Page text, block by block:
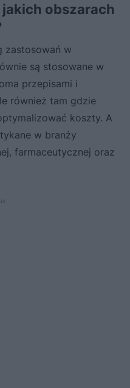
jakich obszarach
zastosowań w
są stosowane w
przepisami i
również tam gdzie
koszty. A
w branży
farmaceutycznej oraz